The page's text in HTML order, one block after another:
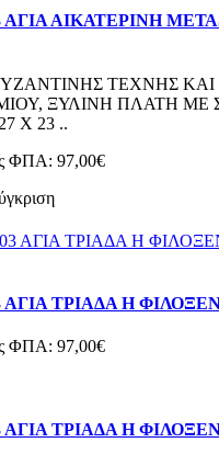
ΑΓΙΑ ΑΙΚΑΤΕΡΙΝΗ
ΤΕΧΝΗΣ
ΞΥΛΙΝΗ ΠΛΑΤΗ ΜΕ
Χ 23 ..
ΦΠΑ: 97,00€
ΑΓΙΑ ΤΡΙΑΔΑ Η
ΦΠΑ: 97,00€
ΑΓΙΑ ΤΡΙΑΔΑ Η